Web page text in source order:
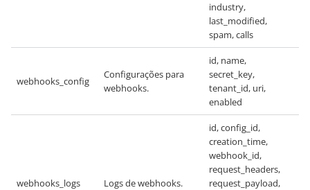
industry,
last_modified,
spam, calls
webhooks_config
Configurações para
webhooks.
id, name,
secret_key,
tenant_id, uri,
enabled
webhooks_logs Logs de webhooks.
id, config_id,
creation_time,
webhook_id,
request_headers,
request_payload,